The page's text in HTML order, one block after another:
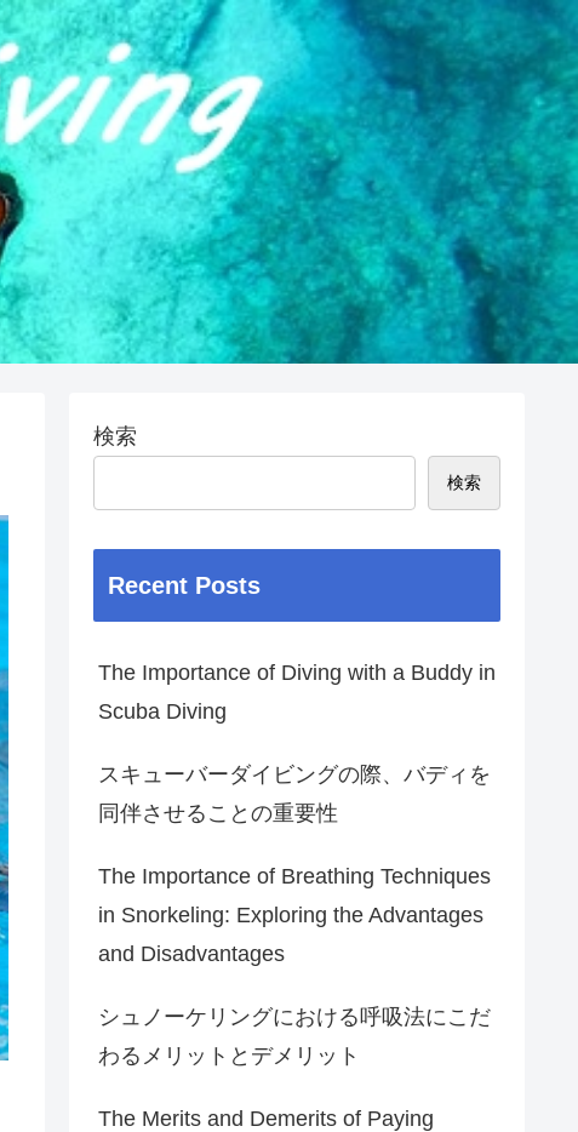
検索
検索
Recent Posts
The Importance of Diving with a Buddy in
Scuba Diving
スキューバーダイビングの際、バディを
同伴させることの重要性
The Importance of Breathing Techniques
in Snorkeling: Exploring the Advantages
and Disadvantages
シュノーケリングにおける呼吸法にこだ
わるメリットとデメリット
The Merits and Demerits of Paying